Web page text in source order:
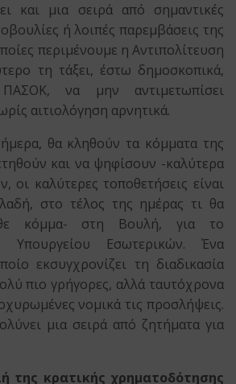
και μια σειρά από σημαντικές
ή λοιπές παρεμβάσεις της
περιμένουμε η Αντιπολίτευση
τη τάξει, έστω δημοσκοπικά,
να μην αντιμετωπίσει
αιτιολόγηση αρνητικά.
θα κληθούν τα κόμματα της
και να ψηφίσουν -καλύτερα
οι καλύτερες τοποθετήσεις είναι
στο τέλος της ημέρας τι θα
κόμμα- στη Βουλή, για το
Υπουργείου Εσωτερικών. Ένα
εκσυγχρονίζει τη διαδικασία
πιο γρήγορες, αλλά ταυτόχρονα
νομικά τις προσλήψεις.
μια σειρά από ζητήματα για
της κρατικής χρηματοδότησης